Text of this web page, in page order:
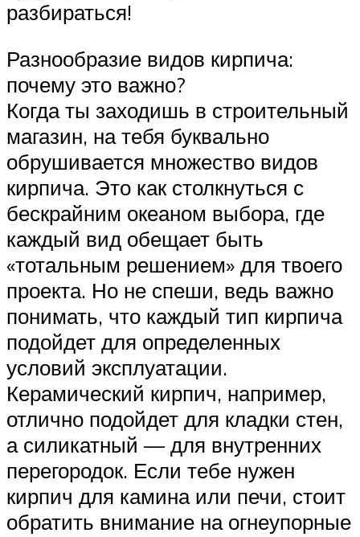
разбираться!
Разнообразие видов кирпича:
почему это важно?
Когда ты заходишь в строительный
магазин, на тебя буквально
обрушивается множество видов
кирпича. Это как столкнуться с
бескрайним океаном выбора, где
каждый вид обещает быть
«тотальным решением» для твоего
проекта. Но не спеши, ведь важно
понимать, что каждый тип кирпича
подойдет для определенных
условий эксплуатации.
Керамический кирпич, например,
отлично подойдет для кладки стен,
а силикатный — для внутренних
перегородок. Если тебе нужен
кирпич для камина или печи, стоит
обратить внимание на огнеупорные